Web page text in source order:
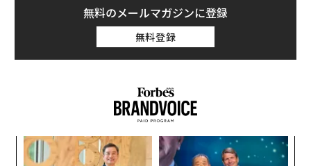
無料のメールマガジンに登録
無料登録